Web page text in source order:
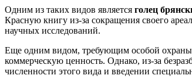
Одним из таких видов является голец
Красную книгу из-за сокращения своего
научных исследований.
Еще одним видом, требующим особой охраны,
коммерческую ценность. Однако, из-за
численности этого вида и введении